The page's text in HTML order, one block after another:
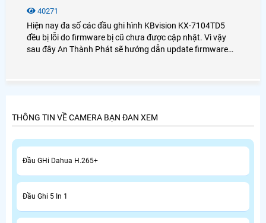
40271
Hiện nay đa số các đầu ghi hình KBvision KX-7104TD5
đều bị lỗi do firmware bị cũ chưa được cập nhật. Vì vậy
sau đây An Thành Phát sẽ hướng dẫn update firmware
THÔNG TIN VỀ CAMERA BẠN ĐAN XEM
Đầu GHi Dahua H.265+
Đầu Ghi 5 In 1